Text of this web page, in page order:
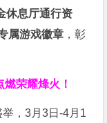
休息厅通行资
属游戏徽章 ，彰
燃荣耀烽火！
，3月3日-4月1